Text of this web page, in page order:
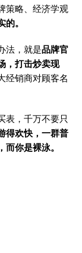
策略、经济学观
。
法，就是品牌官
，打击炒卖现
经销商对顾客名
表，千万不要只
得欢快，一群普
你是裸泳。